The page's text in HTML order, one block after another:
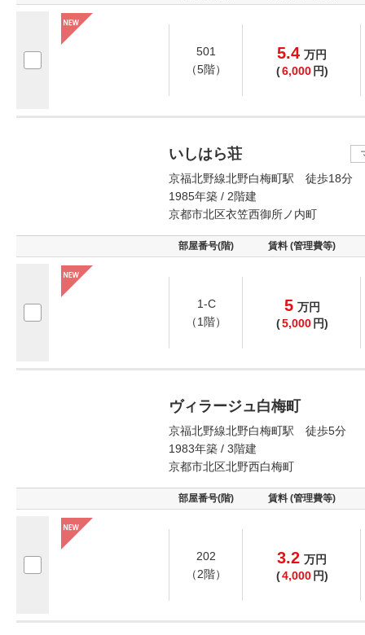
501
（5階）
5.4 万円
(6,000 円)
いしはら荘
京福北野線北野白梅町駅 徒歩18分
1985年築 / 2階建
京都市北区衣笠西御所ノ内町
部屋番号(階) 賃料 (管理費等)
1-C
（1階）
5 万円
(5,000 円)
ヴィラージュ白梅町
京福北野線北野白梅町駅 徒歩5分
1983年築 / 3階建
京都市北区北野西白梅町
部屋番号(階) 賃料 (管理費等)
202
（2階）
3.2 万円
(4,000 円)